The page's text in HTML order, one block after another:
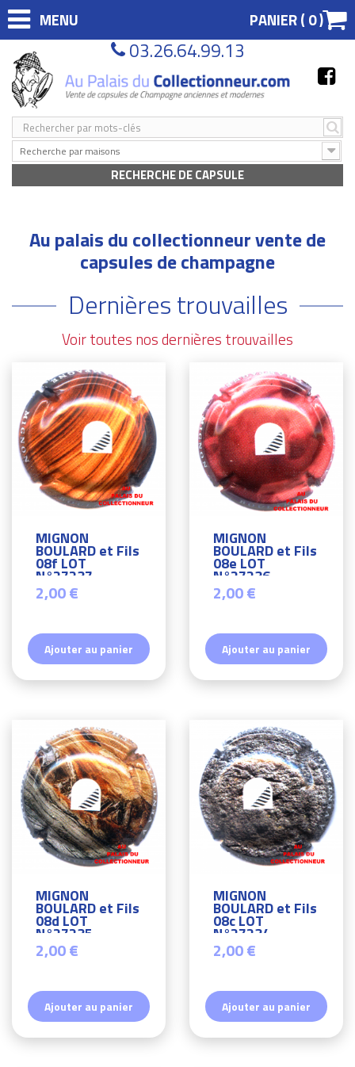
MENU PANIER (0)
03.26.64.99.13
Recherche par maisons
RECHERCHE DE CAPSULE
Au palais du collectionneur vente de
capsules de champagne
Dernières trouvailles
Voir toutes nos dernières trouvailles
MIGNON
BOULARD et Fils
08f LOT
N°27237
2,00 €
Ajouter au panier
MIGNON
BOULARD et Fils
08e LOT
N°27236
2,00 €
Ajouter au panier
MIGNON
BOULARD et Fils
08d LOT
N°27235
2,00 €
Ajouter au panier
MIGNON
BOULARD et Fils
08c LOT
N°27234
2,00 €
Ajouter au panier